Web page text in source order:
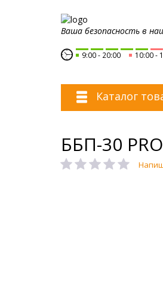
Ваша безопасность в
9:00 20:00 10:00
Каталог
ББП-30